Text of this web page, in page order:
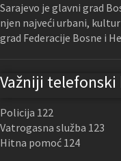
Sarajevo je glavni grad
njen najveći urbani,
grad Federacije Bosne i
Važniji telefonski
Policija 122
Vatrogasna služba 123
Hitna pomoć 124